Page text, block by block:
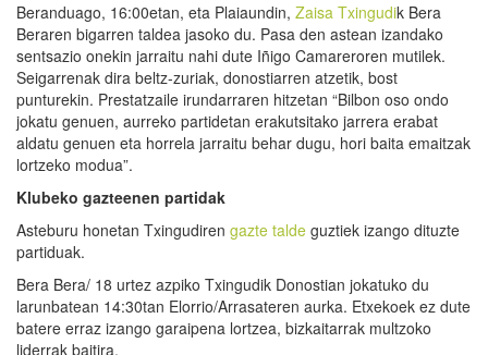
Beranduago, 16:00etan, eta Plaiaundin, Zaisa Txingudik Bera
Beraren bigarren taldea jasoko du. Pasa den astean izandako
sentsazio onekin jarraitu nahi dute Iñigo Camareroren mutilek.
Seigarrenak dira beltz-zuriak, donostiarren atzetik, bost
punturekin. Prestatzaile irundarraren hitzetan “Bilbon oso ondo
jokatu genuen, aurreko partidetan erakutsitako jarrera erabat
aldatu genuen eta horrela jarraitu behar dugu, hori baita emaitzak
lortzeko modua”.
Klubeko gazteenen partidak
Asteburu honetan Txingudiren gazte talde guztiek izango dituzte
partiduak.
Bera Bera/ 18 urtez azpiko Txingudik Donostian jokatuko du
larunbatean 14:30tan Elorrio/Arrasateren aurka. Etxekoek ez dute
batere erraz izango garaipena lortzea, bizkaitarrak multzoko
liderrak baitira.